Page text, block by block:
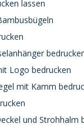
lassen
Logo bedrucken
mit Kamm
und Strohhalm